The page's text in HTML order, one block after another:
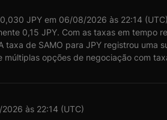
JPY em 06/08/2026 às 22:14
0,15 JPY. Com as taxas em tempo
taxa de SAMO para JPY registrou uma
múltiplas opções de negociação com
às 22:14 (UTC)